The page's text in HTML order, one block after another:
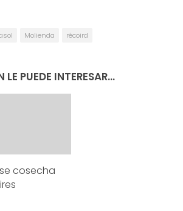
Molienda récoird
LE PUEDE INTERESAR...
cosecha